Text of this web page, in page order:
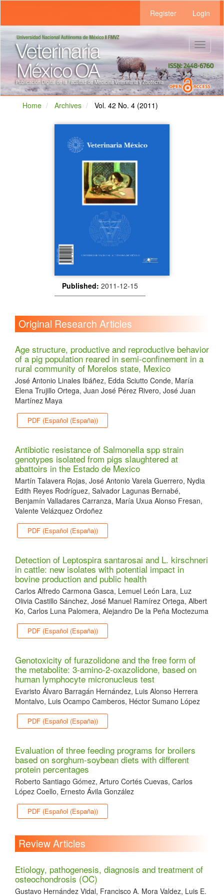
Main
Content
Sidebar
Register Login
Toggle
Home Archives Vol. 42 No. 4 (2011)
Published: 2011-12-15
Original Research Articles
Age structure, productive and reproductive behavior
of a pig population reared in semi-confinement in a
rural community of Morelos state, Mexico
José Antonio Linales Ibáñez, Edda Sciutto Conde, María
Elena Trujillo Ortega, Juan José Pérez Rivero, José Juan
Martínez Maya
PDF (Español (España))
Antibiotic resistance of Salmonella spp strain
genotypes isolated from pigs slaughtered at
abattoirs in the Estado de Mexico
Martín Talavera Rojas, José Antonio Varela Guerrero, Nydia
Edith Reyes Rodríguez, Salvador Lagunas Bernabé,
Benjamín Valladares Carranza, María Uxua Alonso Fresan,
Valente Velázquez Ordoñez
PDF (Español (España))
Detection of Leptospira santarosai and L. kirschneri
in cattle: new isolates with potential impact in
bovine production and public health
Carlos Alfredo Carmona Gasca, Lemuel León Lara, Luz
Olivia Castillo Sánchez, José Manuel Ramírez Ortega, Albert
Ko, Carlos Luna Palomera, Alejandro De la Peña Moctezuma
PDF (Español (España))
Genotoxicity of furazolidone and the free form of
the metabolite: 3-amino-2-oxazolidone, based on
human lymphocyte micronucleus test
Evaristo Álvaro Barragán Hernández, Luis Alonso Herrera
Montalvo, Luis Ocampo Camberos, Héctor Sumano López
PDF (Español (España))
Evaluation of three feeding programs for broilers
based on sorghum-soybean diets with different
protein percentages
Roberto Santiago Gómez, Arturo Cortés Cuevas, Carlos
López Coello, Ernesto Ávila González
PDF (Español (España))
Review Articles
Etiology, pathogenesis, diagnosis and treatment of
osteochondrosis (OC)
Gustavo Hernández Vidal, Francisco A. Mora Valdez, Luis E.